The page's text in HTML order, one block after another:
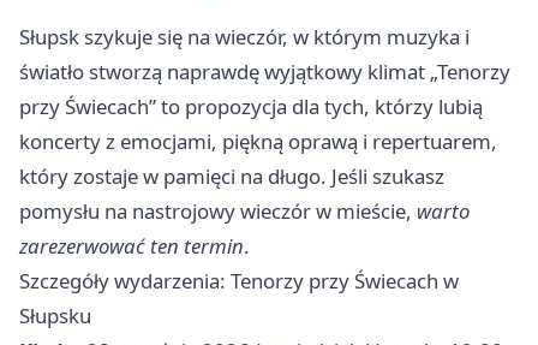
Słupsk szykuje się na wieczór, w którym muzyka i
światło stworzą naprawdę wyjątkowy klimat „Tenorzy
przy Świecach” to propozycja dla tych, którzy lubią
koncerty z emocjami, piękną oprawą i repertuarem,
który zostaje w pamięci na długo. Jeśli szukasz
pomysłu na nastrojowy wieczór w mieście, warto
zarezerwować ten termin.
Szczegóły wydarzenia: Tenorzy przy Świecach w
Słupsku